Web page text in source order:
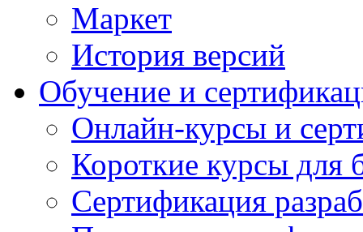
Маркет
История версий
Обучение и
Онлайн-курсы и
Короткие курсы для
Сертификация